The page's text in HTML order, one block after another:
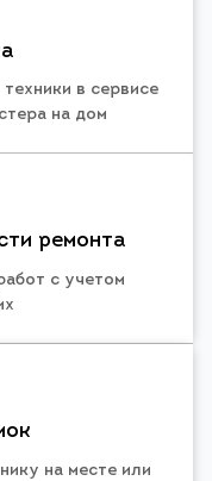
в сервисе
на дом
ремонта
с учетом
на месте или